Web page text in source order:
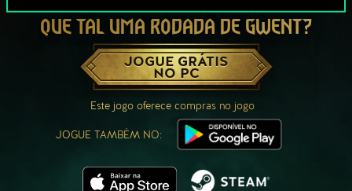
QUE TAL UMA RODADA DE GWENT?
JOGUE GRÁTIS
NO PC
Este jogo oferece compras no jogo
JOGUE TAMBÉM NO: